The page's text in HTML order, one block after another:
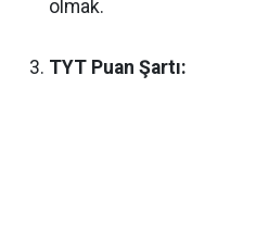
olmak.
TYT Puan Şartı: